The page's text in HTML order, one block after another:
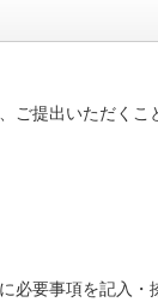
提出いただくこ
必要事項を記入・